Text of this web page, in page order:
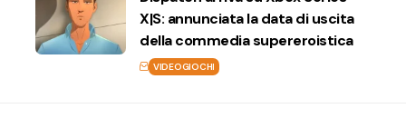
X|S: annunciata la data di uscita
della commedia supereroistica
VIDEOGIOCHI